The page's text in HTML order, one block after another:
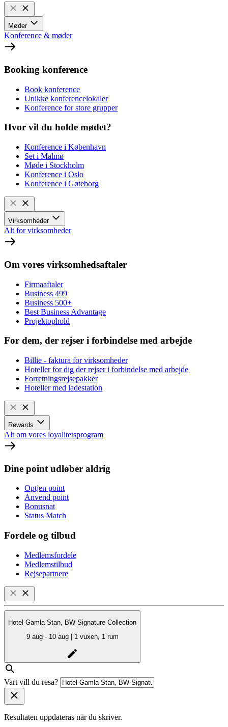
Møder
Konference & møder
Booking konference
Book konference
Unikke konferencelokaler
Konference for store grupper
Hvor vil du holde mødet?
Konference i København
Set i Malmø
Møde i Stockholm
Konference i Oslo
Konference i Gøteborg
Virksomheder
Alt for virksomheder
Om vores virksomhedsaftaler
Firmaaftaler
Business 499
Business 500+
Best Business Advantage
Projektophold
For dem, der rejser i forbindelse med arbejde
Billie - faktura for virksomheder
Hoteller for dig der rejser i forbindelse med arbejde
Forretningsrejsepakker
Hoteller med ladestation
Rewards
Alt om vores loyalitetsprogram
Dine point udløber aldrig
Optjen point
Anvend point
Bonusnat
Status Match
Fordele og tilbud
Medlemsfordele
Medlemstilbud
Rejsepartnere
Hotel Gamla Stan, BW Signature Collection
9 aug - 10 aug | 1 vuxen, 1 rum
Vart vill du resa?
Resultaten uppdateras när du skriver.